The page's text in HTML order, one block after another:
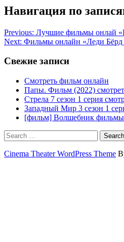
Навигация по
Previous: Лучшие фильмы онлай
Next: Фильмы онлайн «Леди Бёрд
Свежие записи
Смотреть фильм онлайн
Папы. Фильм (2022)
Стрела 7 сезон 1 серия
Западный Мир 3 сезон 1
[фильм] Волшебник фильмы
Search
Cinema Theater WordPress Theme